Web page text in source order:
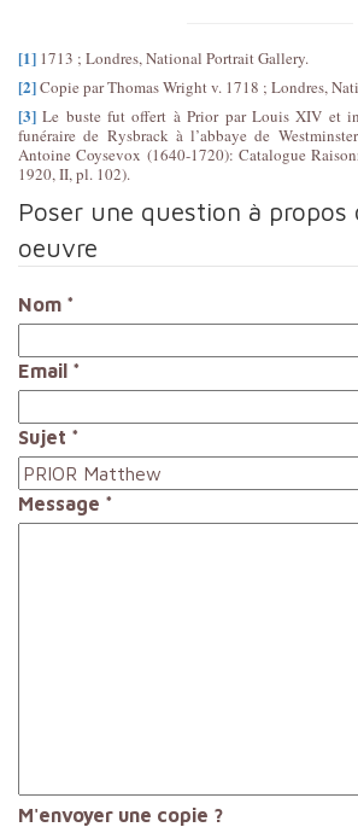
[1] 1713 ; Londres, National Portrait Gallery.
[2]Copie par Thomas Wright v. 1718 ; Londres,
[3] Le buste fut offert à Prior par Louis XIV et
funéraire de Rysbrack à l’abbaye de
Antoine Coysevox (1640-1720): Catalogue
1920, II, pl. 102).
Poser une question à propos
oeuvre
Nom *
Email *
Sujet *
Message *
M'envoyer une copie ?